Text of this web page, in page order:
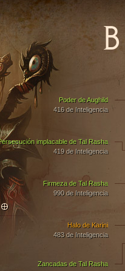
B
implacable de Tal Rasha
419 de Inteligencia
Firmeza de Tal Rasha
990 de Inteligencia
Poder de Aughild
416 de Inteligencia
Zancadas de Tal Rasha
Halo de Karini
483 de Inteligencia